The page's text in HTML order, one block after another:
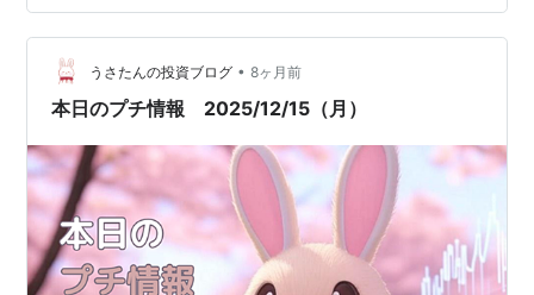
りました。 せっかくなら、日常の中で自然に使えるもの
を。 そう思って選んだのが、毎日使う洗顔料です。 本記
事では、二十年ほいっぷを実際に使ってみた感想をご紹
介します。 株主優待の活用や商品選びの参考になれば嬉
うさたんの投資ブログ • 8ヶ月前
本日のプチ情報 2025/12/15（月）